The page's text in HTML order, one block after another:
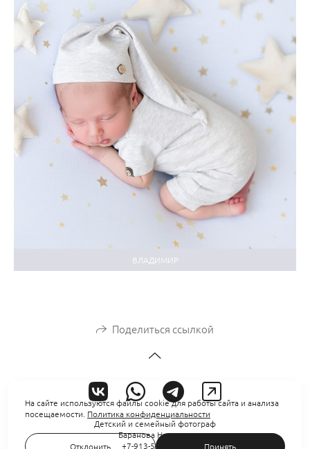
ВЛАДИМИР
Поделиться ссылкой
Детский и семейный фотограф
Баранова Надежда
+7-913-539-18-81
На сайте используются файлы cookie для работы сайта и анализа
посещаемости. Политика конфиденциальности
Отклонить Принять